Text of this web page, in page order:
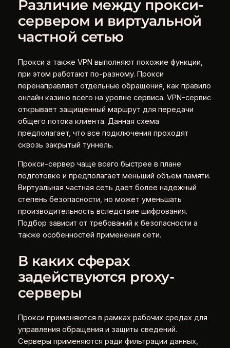
Различие между прокси-
сервером и виртуальной
частной сетью
Прокси а также VPN выполняют похожие функции,
при этом работают по-разному. Прокси
перенаправляет отдельные обращения, как правило
онлайн казино всего на уровне сервиса. VPN-сервис
открывает защищенный маршрут для передачи
общего потока клиента. Данная схема
предполагает, что все подключения проходят
сквозь закрытый туннель.
Прокси-сервер чаще всего быстрее в плане
подготовке и предполагает меньший объем памяти.
Виртуальная частная сеть дает более надежный
степень безопасности, но может уменьшать
производительность вследствие шифрования.
Подбор зависит от требований к безопасности а
также особенностей применения сети.
В каких сферах
задействуются proxy-
серверы
Прокси применяются в рамках рабочих средах для
управления обращения и защиты сведений.
Серверы применяются ради фильтрации данных,